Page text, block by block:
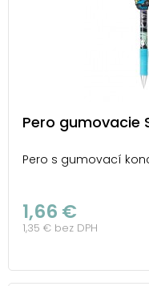
Pero gumovacie
Pero s gumovací
1,66 €
1,35 € bez DPH